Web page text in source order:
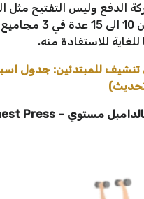
الدفع وليس التفتيح مثل
الاخر، ادائك لـ من 10 الى 15
للغاية للاستفادة منه.
للمبتدئين: جدول